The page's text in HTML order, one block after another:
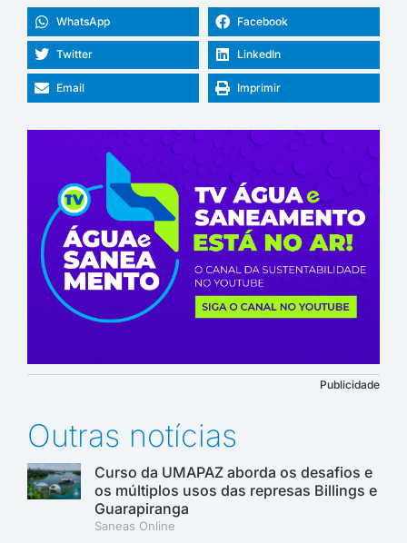
WhatsApp Facebook
Twitter LinkedIn
Email Imprimir
Publicidade
Outras notícias
Curso da UMAPAZ aborda os desafios e
os múltiplos usos das represas Billings e
Guarapiranga
Saneas Online